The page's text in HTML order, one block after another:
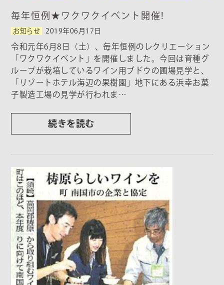
毎年恒例★ワクワクイベント開催!
お知らせ 2019年06月17日
令和元年6月8日（土）、毎年恒例のレクリエーション
「ワクワクイベント」を開催しました。今回は育種グ
ループが栽培しているワイン用ブドウの圃場見学と、
「リゾートホテル海辺の果樹園」地下にある浜幸お菓
子製造工場の見学が行われま…
続きを読む